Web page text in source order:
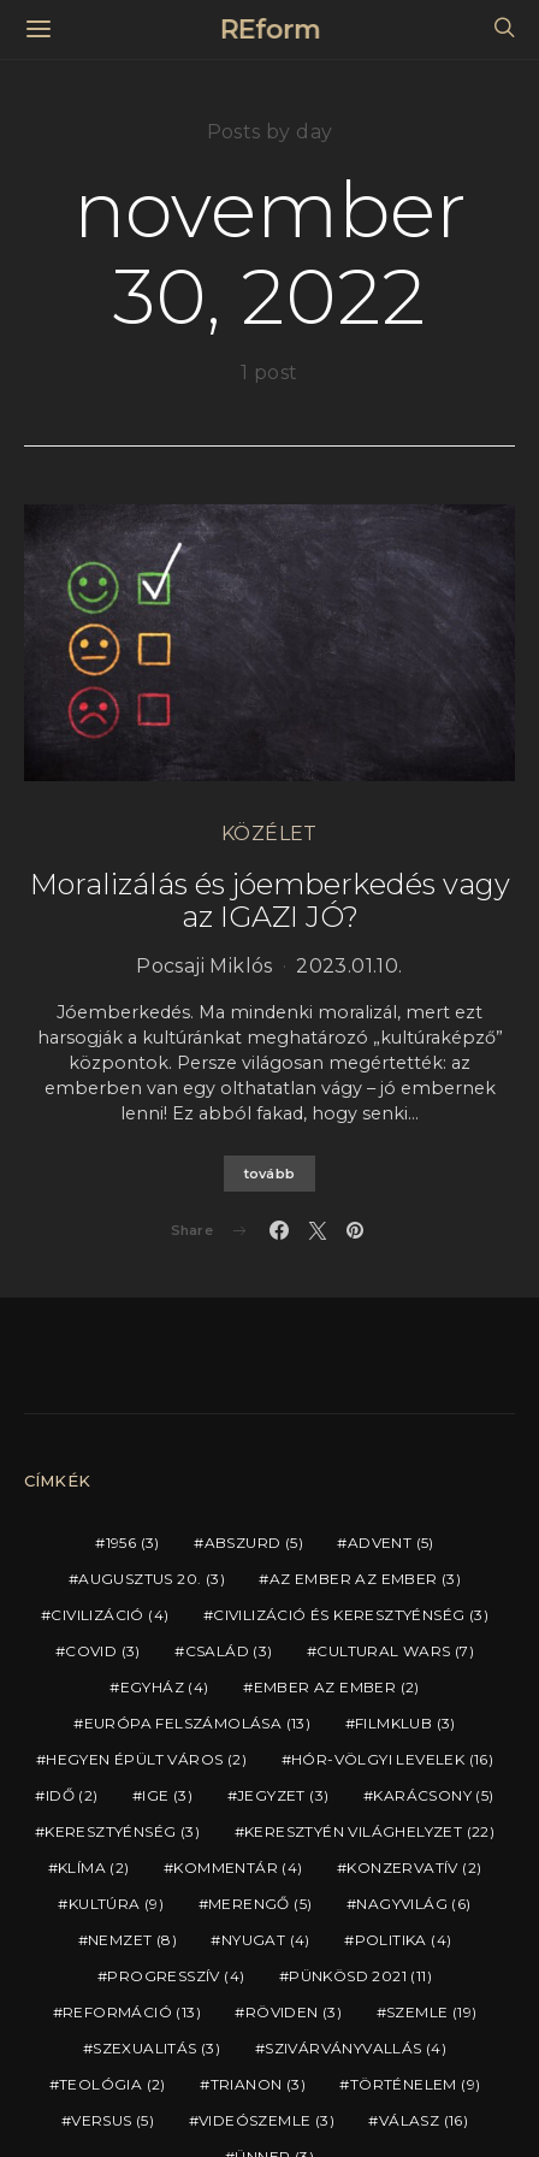
REform
Posts by day
november
30, 2022
1 post
KÖZÉLET
Moralizálás és jóemberkedés vagy
az IGAZI JÓ?
Pocsaji Miklós 2023.01.10.
Jóemberkedés. Ma mindenki moralizál, mert ezt
harsogják a kultúránkat meghatározó „kultúraképző”
központok. Persze világosan megértették: az
emberben van egy olthatatlan vágy – jó embernek
lenni! Ez abból fakad, hogy senki…
tovább
Share
CÍMKÉK
1956 (3) ABSZURD (5) ADVENT (5)
AUGUSZTUS 20. (3) AZ EMBER AZ EMBER (3)
CIVILIZÁCIÓ (4) CIVILIZÁCIÓ ÉS KERESZTYÉNSÉG (3)
COVID (3) CSALÁD (3) CULTURAL WARS (7)
EGYHÁZ (4) EMBER AZ EMBER (2)
EURÓPA FELSZÁMOLÁSA (13) FILMKLUB (3)
HEGYEN ÉPÜLT VÁROS (2) HÓR-VÖLGYI LEVELEK (16)
IDŐ (2) IGE (3) JEGYZET (3) KARÁCSONY(5)
KERESZTYÉNSÉG (3) KERESZTYÉN VILÁGHELYZET (22)
KLÍMA(2) KOMMENTÁR (4) KONZERVATÍV(2)
KULTÚRA (9) MERENGŐ (5) NAGYVILÁG (6)
NEMZET (8) NYUGAT (4) POLITIKA (4)
PROGRESSZÍV(4) PÜNKÖSD 2021 (11)
REFORMÁCIÓ (13) RÖVIDEN (3) SZEMLE (19)
SZEXUALITÁS (3) SZIVÁRVÁNYVALLÁS (4)
TEOLÓGIA (2) TRIANON (3) TÖRTÉNELEM (9)
VERSUS (5) VIDEÓSZEMLE (3) VÁLASZ (16)